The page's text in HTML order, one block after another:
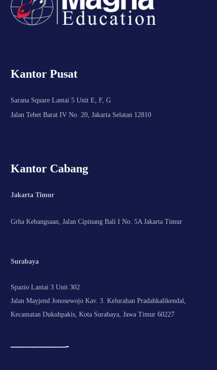
Kantor Pusat
Sarana Square Lantai 5 Unit E, F, G
Jalan Tebet Barat IV No. 20, Jakarta Selatan 12810
Kantor Cabang
Jakarta Timur
Grha Kebangsaan, Jalan Cipinang Bali I No. 5A Jakarta Timur
Surabaya
Spazio Lantai 3 Unit 302
Jalan Mayjend Jonosewojo Kav. 3. Kelurahan Pradahkalikendal,
Kecamatan Dukuhpakis, Kota Surabaya, Jawa Timur 60227
—————-